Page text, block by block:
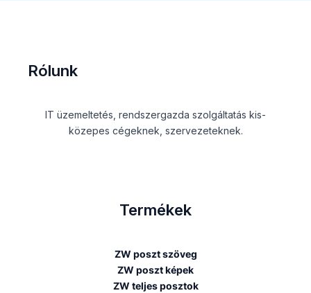
Rólunk
IT üzemeltetés, rendszergazda szolgáltatás kis-
közepes cégeknek, szervezeteknek.
Termékek
ZW poszt szöveg
ZW poszt képek
ZW teljes posztok